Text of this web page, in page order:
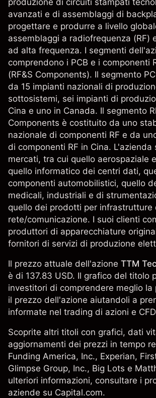
produzione di circuiti stampati
avanzati e di assemblaggi di
progettare e produrre a livello
assemblaggi a radiofrequenza (RF)
ad alta frequenza. I segmenti
comprendono i PCB e i componenti
(RF&S Components). Il segmento
da 15 impianti nazionali di
sottosistemi, sei impianti di
Cina e uno in Canada. Il segmento
Components è costituito da uno
nazionale di componenti RF e da
di componenti RF in Cina. L'azienda
mercati, tra cui quello aerospaziale
quello informatico dei centri dati,
componenti automobilistici, quello
medicali, industriali e di
quello dei prodotti per infrastrutture
rete/comunicazione. I suoi clienti
produttori di apparecchiature
fornitori di servizi di produzione
Il prezzo attuale dell'azione TTM
è di 137.83 USD. Il grafico del titolo
investitori di comprendere meglio la
il prezzo dell'azione aiutandoli a
informate nel trading di azioni e
Scoprite altri titoli con grafici, dati
aggiornamenti dei prezzi in tempo
Funding America, Inc., Experian,
Glimpse Group, Inc., Big Lots e
ulteriori informazioni, consultare i
aziende su Capital.com.